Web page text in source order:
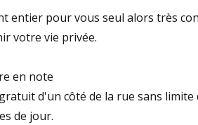
entier pour vous seul alors très
votre vie privée.
en note
d'un côté de la rue sans
de jour.